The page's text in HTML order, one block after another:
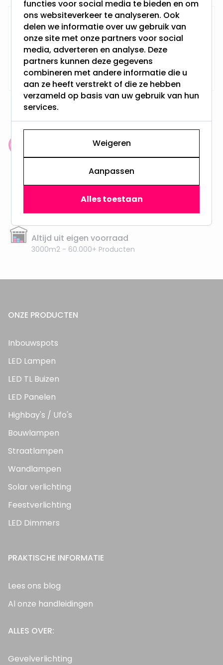
Gatenzaagset Ø70MM
Niet op voorraad 24,95
Klantenbeoordeling: 9.4/10
meer dan 100.000 klanten gingen u voor
Gratis verzending + snel geleverd
Vanaf EUR100,- naar NL & BE
Altijd uit eigen voorraad
3000m2 - 60.000+ Producten
ONZE PRODUCTEN
Inbouwspots
LED Lampen
LED TL Buizen
LED Panelen
Highbay's / Ufo's
Bouwlampen
Straatlampen
Wandlampen
Solar verlichting
Feestverlichting
LED Dimmers
PRAKTISCHE INFORMATIE
Lees ons blog
Al onze handleidingen
ALLES OVER:
Gevelverlichting
functies voor social media te bieden en om
ons websiteverkeer te analyseren. Ook
delen we informatie over uw gebruik van
onze site met onze partners voor social
media, adverteren en analyse. Deze
partners kunnen deze gegevens
combineren met andere informatie die u
aan ze heeft verstrekt of die ze hebben
verzameld op basis van uw gebruik van hun
services.
Weigeren
Aanpassen
Alles toestaan